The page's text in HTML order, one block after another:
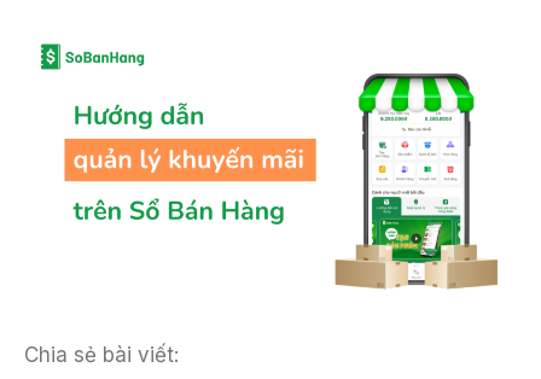
Chia sẻ bài viết: